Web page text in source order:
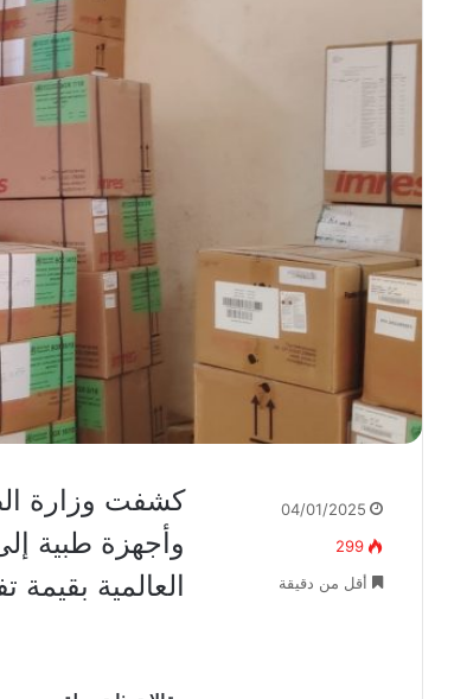
كشفت وزارة
وأجهزة طبية
العالمية بقيمة تفوق 15
04/01/2025
299
أقل من دقيقة